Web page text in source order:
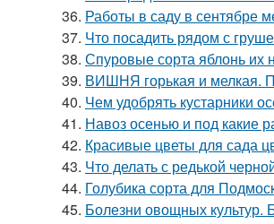
36. Работы в саду в сентябре
37. Что посадить рядом с
38. Спуровые сорта яблонь их
39. ВИШНЯ горькая и мелкая.
40. Чем удобрять кустарники
41. Навоз осенью и под какие
42. Красивые цветы для сада
43. Что делать с редькой
44. Голубика сорта для
45. Болезни овощных культур.